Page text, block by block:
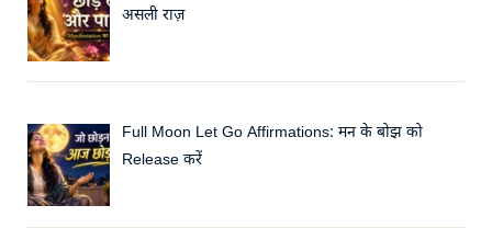
असली राज़
Full Moon Let Go Affirmations: मन के बोझ को
Release करें